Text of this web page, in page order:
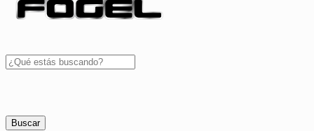
Buscar